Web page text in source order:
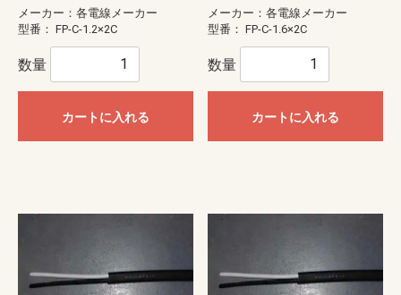
メーカー：各電線メーカー
型番： FP-C-1.2×2C
数量
カートに入れる
メーカー：各電線メーカー
型番： FP-C-1.6×2C
数量
カートに入れる